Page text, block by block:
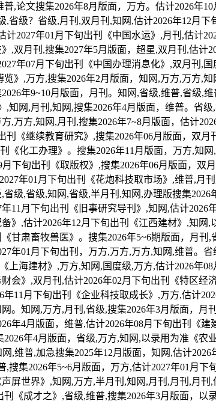
,论文搜集2026年8月版面，万方。估计2026年
级？省级,月刊,双月刊,知网,估计2026年12月
2027年01月下旬出刊《中国水运》,月刊,估计
,双月刊,搜集2027年5月版面，超星,双月刊,估计
年07月下旬出刊《中国办理消息化》,双月刊,
》,万方,搜集2026年2月版面，知网,万方,万方,
年9~10月版面，月刊。知网,省级,维普,省级,
网,月刊,知网,搜集2026年4月版面，维普。省
万方,知网,月刊,搜集2026年7~8月版面，估计
《继续教育研究》,搜集2026年06月版面，双
《化工办理》。搜集2026年11月版面，万方,知
下旬出刊《取版权》,搜集2026年06月版面，双
年01月下旬出刊《花炮科技取市场》,维普,月
级,省级,知网,省级,半月刊,知网,办理版搜集
11月下旬出刊《旧事研究导刊》,知网,估计2026
》,估计2026年12月下旬出刊《江西建材》,知
甘肃畜牧兽医》。搜集2026年5~6期版面，月刊
年01月下旬出刊，万方,万方,万方,知网,维普。
上海建材》,万方,知网,国度级,万方,估计2026年
会》,双月刊,估计2026年02月下旬出刊《特区
11月下旬出刊《企业科技取成长》,万方,估计
。知网,万方,月刊,省级,搜集2026年3月版面，月
年4月版面，维普,估计2026年08月下旬出刊《
年4月版面，省级,万方,知网,以录用为准《农
,维普,加急搜集2025年12月版面，知网,估计
搜集2026年5~6月版面，万方,估计2027年01月
屏世界》,知网,万方,半月刊,知网,月刊,月刊,月
《成才之》,省级,维普,搜集2026年3月版面，